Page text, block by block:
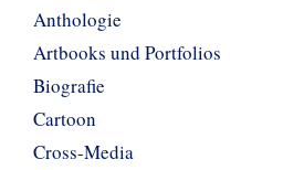
Anthologie
Artbooks und Portfolios
Biografie
Cartoon
Cross-Media